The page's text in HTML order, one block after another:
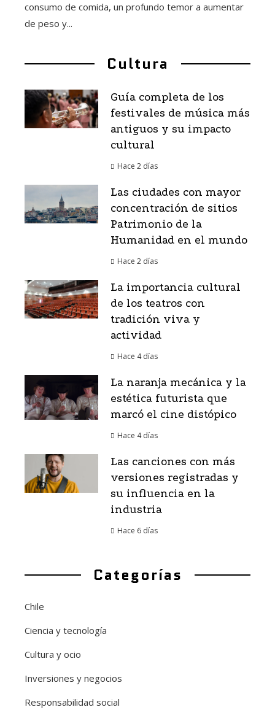
consumo de comida, un profundo temor a aumentar
de peso y...
Cultura
Guía completa de los
festivales de música más
antiguos y su impacto
cultural
Hace 2 días
Las ciudades con mayor
concentración de sitios
Patrimonio de la
Humanidad en el mundo
Hace 2 días
La importancia cultural
de los teatros con
tradición viva y
actividad
Hace 4 días
La naranja mecánica y la
estética futurista que
marcó el cine distópico
Hace 4 días
Las canciones con más
versiones registradas y
su influencia en la
industria
Hace 6 días
Categorías
Chile
Ciencia y tecnología
Cultura y ocio
Inversiones y negocios
Responsabilidad social